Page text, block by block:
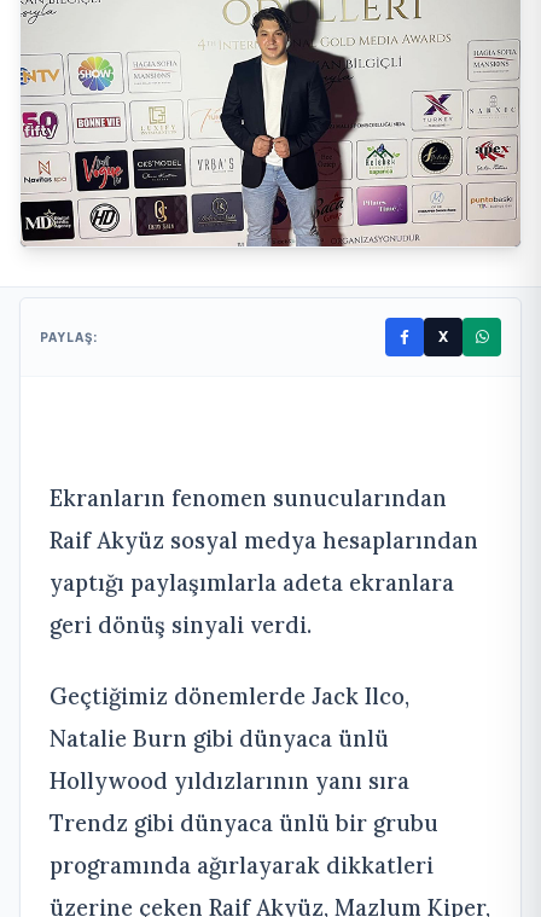
PAYLAŞ: X
Ekranların fenomen sunucularından
Raif Akyüz sosyal medya hesaplarından
yaptığı paylaşımlarla adeta ekranlara
geri dönüş sinyali verdi.
Geçtiğimiz dönemlerde Jack Ilco,
Natalie Burn gibi dünyaca ünlü
Hollywood yıldızlarının yanı sıra
Trendz gibi dünyaca ünlü bir grubu
programında ağırlayarak dikkatleri
üzerine çeken Raif Akyüz, Mazlum Kiper,